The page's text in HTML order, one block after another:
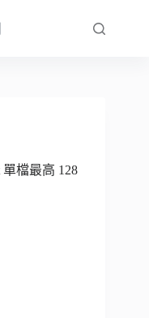
單檔最高 128